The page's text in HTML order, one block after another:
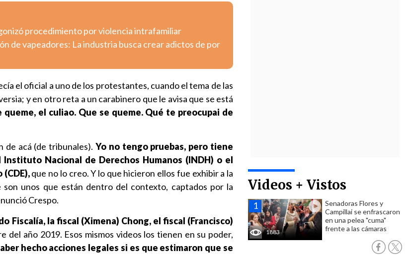
Videos + Vistos
1883
Senadoras Flores y
Campillai se enfrascaron
en una pelea "cuma"
frente a las cámaras
procedimiento por violencia intrafamiliar
de vapeadores: La industria busca crear adictos de por
el oficial a uno de los protestantes, cuando el tema de las
y en otro reta a un carabinero que le avisa que se está
queme, el culiao. Que se queme. Qué te preocupai de
de acá (de tribunales). Yo no tengo pruebas, pero tiene
Nacional de Derechos Humanos (INDH) o el
que no lo creo. Y lo que hicieron ellos fue exhibir a la
son unos que están dentro del contexto, captados por la
Crespo.
Fiscalía, la fiscal (Ximena) Chong, el fiscal (Francisco)
del año 2019. Esos mismos videos los tienen en su poder,
hecho acciones legales si es que estimaron que se